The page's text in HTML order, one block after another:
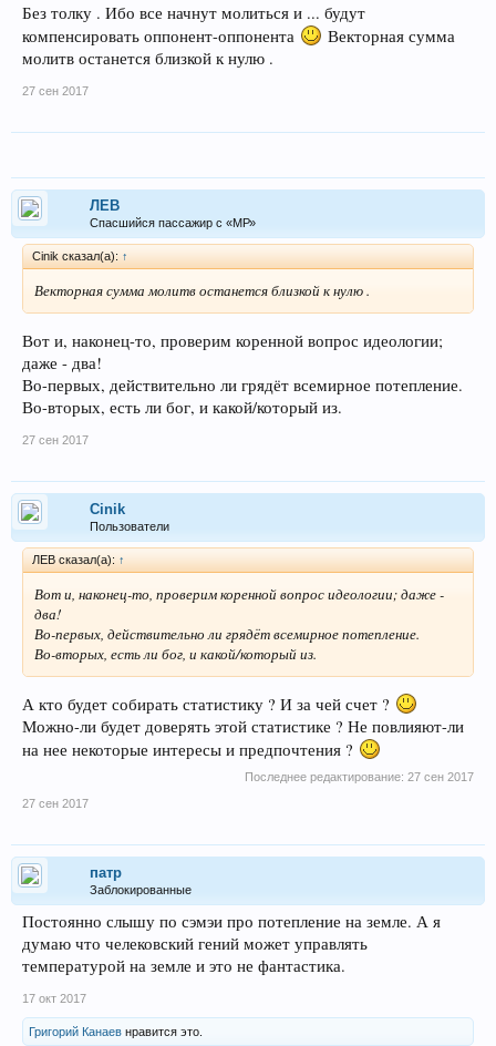
Без толку . Ибо все начнут молиться и ... будут
компенсировать оппонент-оппонента
Векторная сумма
молитв останется близкой к нулю .
27 сен 2017
ЛEB
Спасшийся пассажир с «МР»
Cinik сказал(а): ↑
Векторная сумма молитв останется близкой к нулю .
Вот и, наконец-то, проверим коренной вопрос идеологии;
даже - два!
Во-первых, действительно ли грядёт всемирное потепление.
Во-вторых, есть ли бог, и какой/который из.
27 сен 2017
Cinik
Пользователи
ЛEB сказал(а): ↑
Вот и, наконец-то, проверим коренной вопрос идеологии; даже -
два!
Во-первых, действительно ли грядёт всемирное потепление.
Во-вторых, есть ли бог, и какой/который из.
А кто будет собирать статистику ? И за чей счет ?
Можно-ли будет доверять этой статистике ? Не повлияют-ли
на нее некоторые интересы и предпочтения ?
Последнее редактирование: 27 сен 2017
27 сен 2017
патр
Заблокированные
Постоянно слышу по сэмэи про потепление на земле. А я
думаю что челековский гений может управлять
температурой на земле и это не фантастика.
17 окт 2017
Григорий Канаев нравится это.